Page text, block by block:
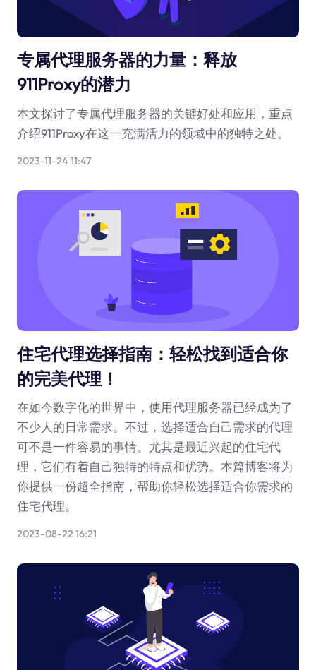
专属代理服务器的力量：释放
911Proxy的潜力
本文探讨了专属代理服务器的关键好处和应用，重点
介绍911Proxy在这一充满活力的领域中的独特之处。
2023-11-24 11:47
住宅代理选择指南：轻松找到适合你
的完美代理！
在如今数字化的世界中，使用代理服务器已经成为了
不少人的日常需求。不过，选择适合自己需求的代理
可不是一件容易的事情。尤其是最近兴起的住宅代
理，它们有着自己独特的特点和优势。本篇博客将为
你提供一份超全指南，帮助你轻松选择适合你需求的
住宅代理。
2023-08-22 16:21